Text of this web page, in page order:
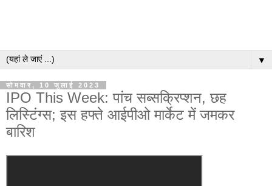
▼
सोमवार, 10 जुलाई 2023
IPO This Week: पांच सब्सक्रिप्शन, छह
लिस्टिंग्स; इस हफ्ते आईपीओ मार्केट में जमकर
बारिश